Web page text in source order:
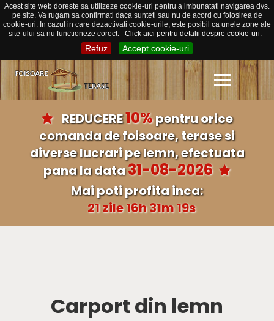
Acest site web doreste sa utilizeze cookie-uri pentru a imbunatati navigarea dvs.
pe site. Va rugam sa confirmati daca sunteti sau nu de acord cu folosirea de
cookie-uri. In cazul in care dezactivati cookie-urile, este posibil ca unele zone ale
site-ului sa nu functioneze corect.
Click aici pentru detalii despre cookie-uri.
Refuz Accept cookie-uri
REDUCERE10%pentru orice
comanda de foisoare, terase si
diverse lucrari pe lemn, efectuata
pana la data31-08-2026
Mai poti profita inca:
21 zile 16h 31m 19s
Carport din lemn